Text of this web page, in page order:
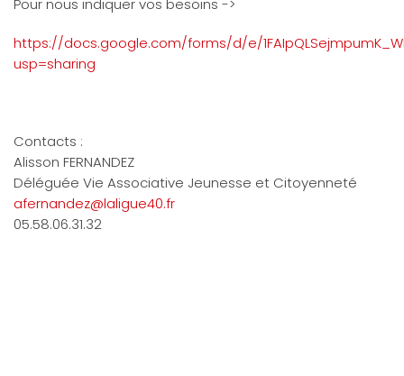
Pour nous indiquer vos besoins ->
https://docs.google.com/forms/d/e/
usp=sharing
Contacts :
Alisson FERNANDEZ
Déléguée Vie Associative Jeunesse et Citoyenneté
afernandez@laligue40.fr
05.58.06.31.32